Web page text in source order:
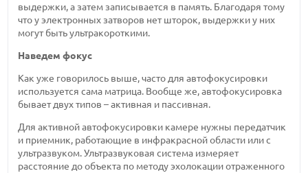
выдержки, а затем записывается в память. Благодаря тому
что у электронных затворов нет шторок, выдержки у них
могут быть ультракороткими.
Наведем фокус
Как уже говорилось выше, часто для автофокусировки
используется сама матрица. Вообще же, автофокусировка
бывает двух типов – активная и пассивная.
Для активной автофокусировки камере нужны передатчик
и приемник, работающие в инфракрасной области или с
ультразвуком. Ультразвуковая система измеряет
расстояние до объекта по методу эхолокации отраженного